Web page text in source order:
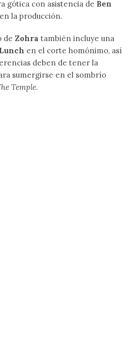
gótica con asistencia de Ben
en la producción.
de Zohra también incluye una
en el corte homónimo, así
deben de tener la
sumergirse en el sombrío
Temple.